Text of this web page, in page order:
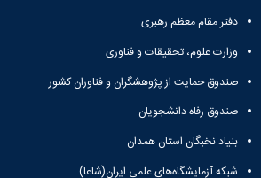
تماس
سازمان
دانشکده
معاونت
آموزشی
معاونت
پژوهشی
معاونت
دفتر مقام معظم رهبری
وزارت علوم، تحقیقات و فناوری
صندوق حمایت از پژوهشگران و فناوران کشور
صندوق رفاه دانشجویان
بنیاد نخبگان استان همدان
شبکه آزمایشگاه‌های علمی ایران(شاعا)